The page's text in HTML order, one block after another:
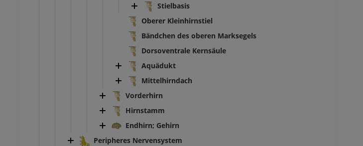
Stielbasis
Oberer Kleinhirnstiel
Bändchen des oberen Marksegels
Dorsoventrale Kernsäule
Aquädukt
Mittelhirndach
Vorderhirn
Hirnstamm
Endhirn; Gehirn
Peripheres Nervensystem